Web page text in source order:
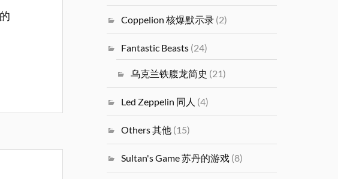
Coppelion 核爆默示录 (2)
Fantastic Beasts (24)
乌克兰铁腹龙简史 (21)
Led Zeppelin 同人 (4)
Others 其他 (15)
Sultan's Game 苏丹的游戏 (8)